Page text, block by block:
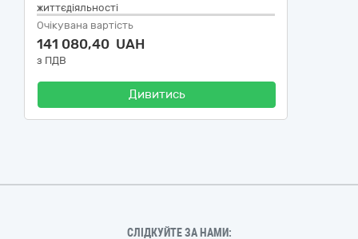
життєдіяльності
Очікувана вартість
141 080,40 UAH
з ПДВ
Дивитись
СЛІДКУЙТЕ ЗА НАМИ: